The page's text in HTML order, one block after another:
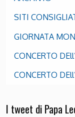
SITI
GIORNATA
CONCERTO
CONCERTO
I tweet di Papa